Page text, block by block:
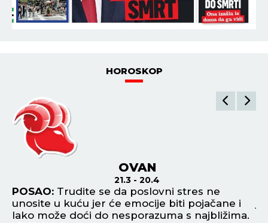
HOROSKOP
OVAN
21.3 - 20.4
POSAO: Trudite se da poslovni stres ne
unosite u kuću jer će emocije biti pojačane i
lako može doći do nesporazuma s najbližima.